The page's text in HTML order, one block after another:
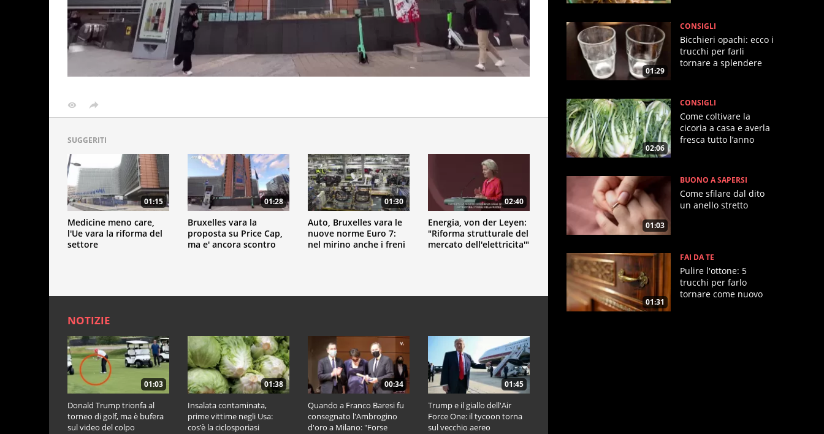
SUGGERITI
01:15
Medicine meno care,
l'Ue vara la riforma del
settore
01:28
Bruxelles vara la
proposta su Price Cap,
ma e' ancora scontro
01:30
Auto, Bruxelles vara le
nuove norme Euro 7:
nel mirino anche i freni
02:40
Energia, von der Leyen:
"Riforma strutturale del
mercato dell'elettricita'"
NOTIZIE
01:03
Donald Trump trionfa al
torneo di golf, ma è bufera
sul video del colpo
01:38
Insalata contaminata,
prime vittime negli Usa:
cos’è la ciclosporiasi
00:34
Quando a Franco Baresi fu
consegnato l'Ambrogino
d'oro a Milano: "Forse
01:45
Trump e il giallo dell'Air
Force One: il tycoon torna
sul vecchio aereo
01:29
CONSIGLI
Bicchieri opachi: ecco i
trucchi per farli
tornare a splendere
02:06
CONSIGLI
Come coltivare la
cicoria a casa e averla
fresca tutto l’anno
01:03
BUONO A SAPERSI
Come sfilare dal dito
un anello stretto
01:31
FAI DA TE
Pulire l'ottone: 5
trucchi per farlo
tornare come nuovo